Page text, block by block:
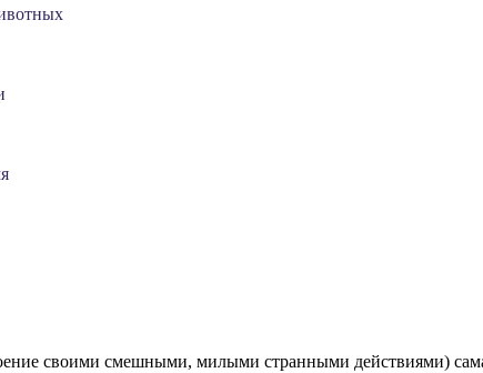
своими смешными, милыми странными действиями)